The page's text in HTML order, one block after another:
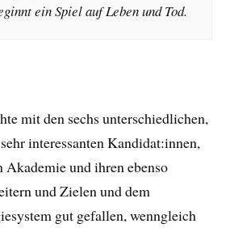
ein Spiel auf Leben und Tod.
mit den sechs unterschiedlichen,
interessanten Kandidat:innen,
und ihren ebenso
und Zielen und dem
gut gefallen, wenngleich